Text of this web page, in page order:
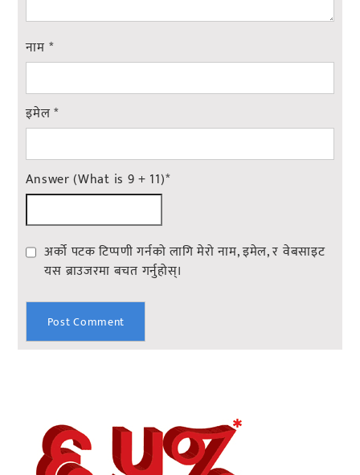
नाम *
इमेल*
Answer (What is 9 + 11)*
अर्को पटक टिप्पणी गर्नको लागि मेरो नाम, इमेल, र वेबसाइट
यस ब्राउजरमा बचत गर्नुहोस्।